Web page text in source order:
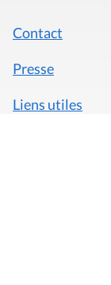
Contact
Presse
Liens utiles